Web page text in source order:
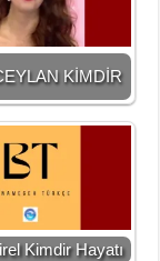
KİMDİR
Kimdir Hayatı